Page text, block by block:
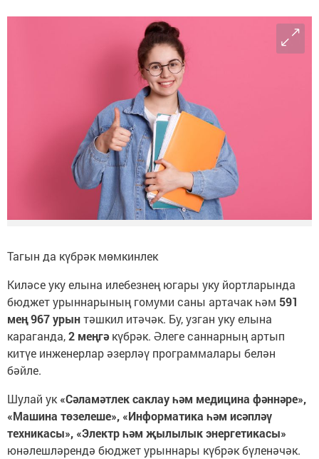
Тагын да күбрәк мөмкинлек
Киләсе уку елына илебезнең югары уку йортларында
бюджет урыннарының гомуми саны артачак һәм 591
мең 967 урынтәшкил итәчәк. Бу, узган уку елына
караганда,2 меңгәкүбрәк. Әлеге саннарның артып
китүе инженерлар әзерләү программалары белән
бәйле.
Шулай ук«Сәламәтлек саклау һәм медицина фәннәре»,
«Машина төзелеше», «Информатика һәм исәпләү
техникасы», «Электр һәм җылылык энергетикасы»
юнәлешләрендә бюджет урыннары күбрәк бүленәчәк.